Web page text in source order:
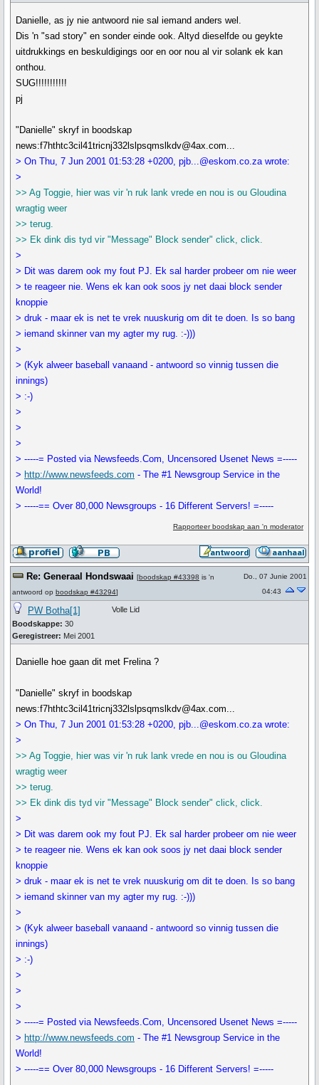
Danielle, as jy nie antwoord nie sal iemand anders wel.
Dis 'n "sad story" en sonder einde ook. Altyd dieselfde ou geykte
uitdrukkings en beskuldigings oor en oor nou al vir solank ek kan
onthou.
SUG!!!!!!!!!!!
pj
"Danielle" skryf in boodskap
news:f7hthtc3cil41tricnj332lslpsqmslkdv@4ax.com...
> On Thu, 7 Jun 2001 01:53:28 +0200, pjb...@eskom.co.za wrote:
>
>> Ag Toggie, hier was vir 'n ruk lank vrede en nou is ou Gloudina
wragtig weer
>> terug.
>> Ek dink dis tyd vir "Message" Block sender" click, click.
>
> Dit was darem ook my fout PJ. Ek sal harder probeer om nie weer
> te reageer nie. Wens ek kan ook soos jy net daai block sender
knoppie
> druk - maar ek is net te vrek nuuskurig om dit te doen. Is so bang
> iemand skinner van my agter my rug. :-)))
>
> (Kyk alweer baseball vanaand - antwoord so vinnig tussen die
innings)
> :-)
>
>
>
> -----= Posted via Newsfeeds.Com, Uncensored Usenet News =-----
> http://www.newsfeeds.com - The #1 Newsgroup Service in the
World!
> -----== Over 80,000 Newsgroups - 16 Different Servers! =-----
Rapporteer boodskap aan 'n moderator
Re: Generaal Hondswaai [boodskap #43398 is 'n
antwoord op boodskap #43294]
Do., 07 Junie 2001
04:43
PW Botha[1]
Boodskappe: 30
Geregistreer: Mei 2001
Volle Lid
Danielle hoe gaan dit met Frelina ?
"Danielle" skryf in boodskap
news:f7hthtc3cil41tricnj332lslpsqmslkdv@4ax.com...
> On Thu, 7 Jun 2001 01:53:28 +0200, pjb...@eskom.co.za wrote:
>
>> Ag Toggie, hier was vir 'n ruk lank vrede en nou is ou Gloudina
wragtig weer
>> terug.
>> Ek dink dis tyd vir "Message" Block sender" click, click.
>
> Dit was darem ook my fout PJ. Ek sal harder probeer om nie weer
> te reageer nie. Wens ek kan ook soos jy net daai block sender
knoppie
> druk - maar ek is net te vrek nuuskurig om dit te doen. Is so bang
> iemand skinner van my agter my rug. :-)))
>
> (Kyk alweer baseball vanaand - antwoord so vinnig tussen die
innings)
> :-)
>
>
>
> -----= Posted via Newsfeeds.Com, Uncensored Usenet News =-----
> http://www.newsfeeds.com - The #1 Newsgroup Service in the
World!
> -----== Over 80,000 Newsgroups - 16 Different Servers! =-----